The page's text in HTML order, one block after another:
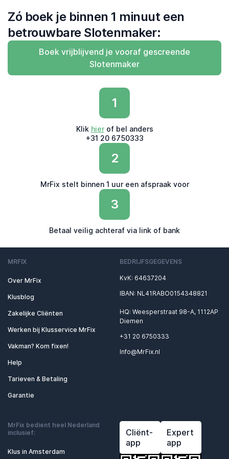
Zó boek je binnen 1 minuut een
betrouwbare Slotenmaker:
Boek vrijblijvend je vooraf gescreende
Slotenmaker
1
Klik hierof bel anders
+31 20 6750333
2
MrFix stelt binnen 1 uur een afspraak voor
3
Betaal veilig achteraf via link of bank
MRFIX
Over MrFix
Klusblog
Zakelijke Cliënten
Werken bij Klusservice MrFix
Vakman? Kom fixen!
Help
Tarieven & Betaling
Garantie
BEDRIJFSGEGEVENS
KvK: 64637204
IBAN: NL41RABO0154348821
HQ: Weesperstraat 98-A, 1112AP
Diemen
+31 20 6750333
Info@MrFix.nl
MrFix bedient heel Nederland
inclusief:
Klus in Amsterdam
Cliënt-
app
Expert
app